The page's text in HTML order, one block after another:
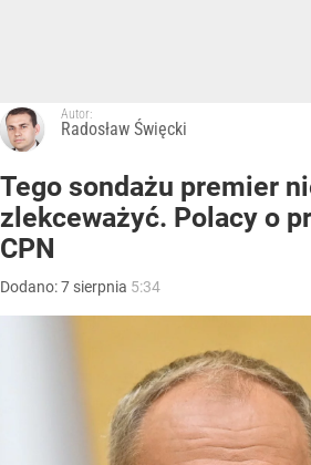
Autor:
Radosław Święcki
Tego sondażu premier
zlekceważyć. Polacy o
CPN
Dodano:7 sierpnia 5:34